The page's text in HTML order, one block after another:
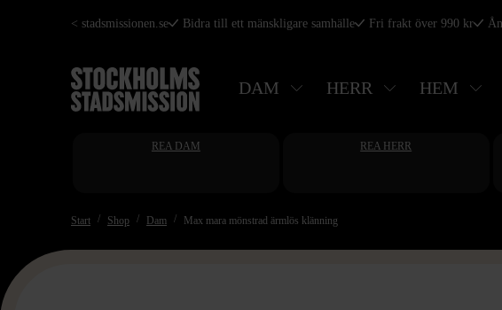
Hoppa
huvudinnehåll
< stadsmissionen.se Bidra till ett mänskligare samhälle Fri frakt över 990 kr
DAM HERR HEM
REA DAM REA HERR
Start Shop Dam Max mara mönstrad ärmlös klänning